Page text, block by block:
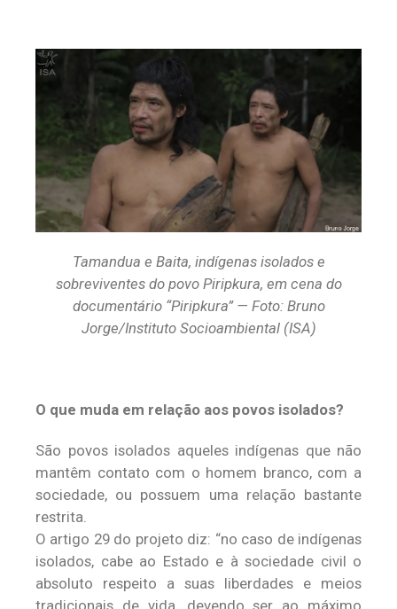
Tamandua e Baita, indígenas isolados e
sobreviventes do povo Piripkura, em cena do
documentário “Piripkura” — Foto: Bruno
Jorge/Instituto Socioambiental (ISA)
O que muda em relação aos povos isolados?
São povos isolados aqueles indígenas que não
mantêm contato com o homem branco, com a
sociedade, ou possuem uma relação bastante
restrita.
O artigo 29 do projeto diz: “no caso de indígenas
isolados, cabe ao Estado e à sociedade civil o
absoluto respeito a suas liberdades e meios